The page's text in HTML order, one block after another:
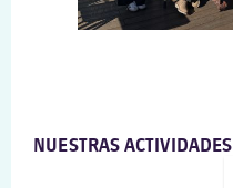
NUESTRAS ACTIVIDADES